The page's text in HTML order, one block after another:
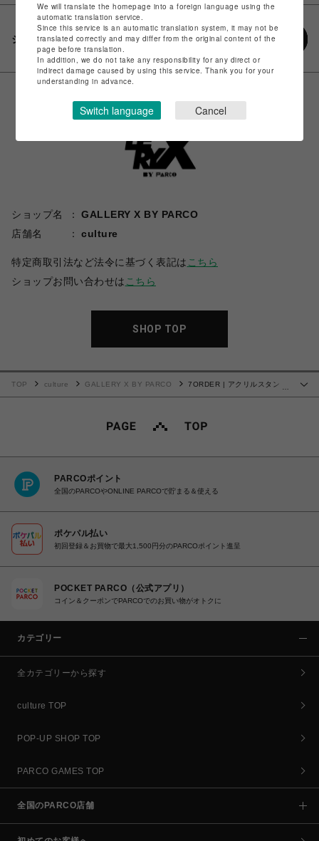
シェアする
ショップ名
GALLERY X BY PARCO
店舗名
culture
特定商取引法など法令に基づく表記は こちら
ショップお問い合わせは こちら
SHOP TOP
…
TOP culture GALLERY X BY PARCO
7ORDER | アクリルスタンド
PARCOポイント
全国のPARCOやONLINE PARCOで貯まる＆使える
ポケパル払い
初回登録＆お買物で最大1,500円分のPARCOポイント進呈
POCKET PARCO（公式アプリ）
コイン＆クーポンでPARCOでのお買い物がオトクに
カテゴリー
全カテゴリーから探す
culture TOP
POP-UP SHOP TOP
PARCO GAMES TOP
全国のPARCO店舗
We will translate the homepage into a foreign language using the
automatic translation service.
Since this service is an automatic translation system, it may not be
translated correctly and may differ from the original content of the
page before translation.
In addition, we do not take any responsibility for any direct or
indirect damage caused by using this service. Thank you for your
understanding in advance.
Switch language Cancel